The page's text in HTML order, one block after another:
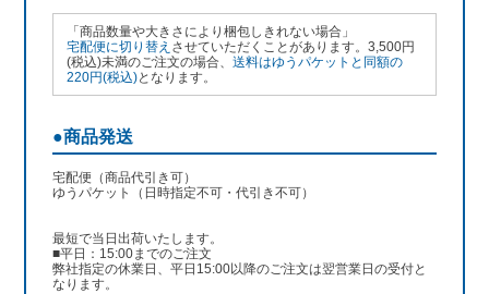
「商品数量や大きさにより梱包しきれない場合」
宅配便に切り替え させていただくことがあります。3,500円
(税込)未満のご注文の場合、送料はゆうパケットと同額の
220円(税込)となります。
●商品発送
宅配便（商品代引き可）
ゆうパケット（日時指定不可・代引き不可）
最短で当日出荷いたします。
■平日：15:00までのご注文
弊社指定の休業日、平日15:00以降のご注文は翌営業日の受付と
なります。